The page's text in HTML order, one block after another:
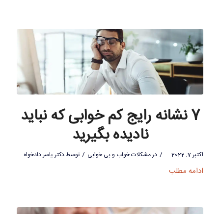
7 نشانه رایج کم خوابی که نباید
نادیده بگیرید
اکتبر 7, 2022 / درمشکلات خواب و بی خوابی / توسطدکتر یاسر دادخواه
ادامه مطلب